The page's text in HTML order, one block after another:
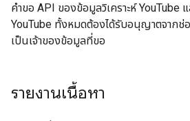
คำขอ API ของข้อมูลวิเคราะห์ YouTube
YouTube ทั้งหมดต้องได้รับอนุญาตจากช่
เป็นเจ้าของข้อมูลที่ขอ
รายงานเนื้อหา